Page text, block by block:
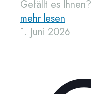
Gefällt es Ihnen?
mehr lesen
1. Juni 2026